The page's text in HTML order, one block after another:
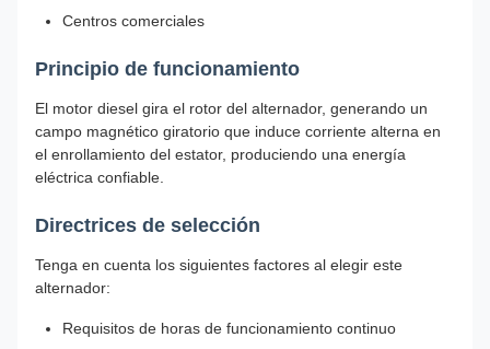
Centros comerciales
Principio de funcionamiento
El motor diesel gira el rotor del alternador, generando un
campo magnético giratorio que induce corriente alterna en
el enrollamiento del estator, produciendo una energía
eléctrica confiable.
Directrices de selección
Tenga en cuenta los siguientes factores al elegir este
alternador:
Requisitos de horas de funcionamiento continuo